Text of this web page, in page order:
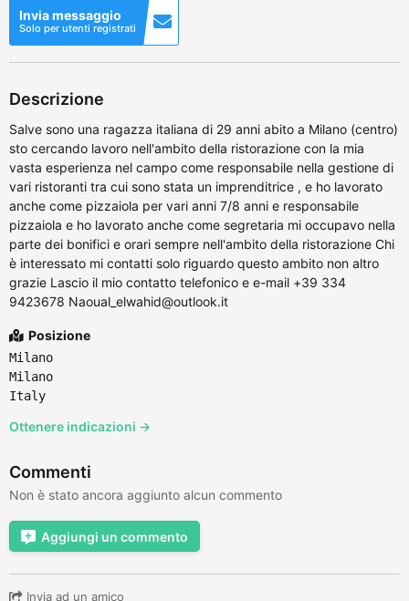
Invia messaggio
Solo per utenti registrati
Descrizione
Salve sono una ragazza italiana di 29 anni abito a Milano (centro)
sto cercando lavoro nell'ambito della ristorazione con la mia
vasta esperienza nel campo come responsabile nella gestione di
vari ristoranti tra cui sono stata un imprenditrice , e ho lavorato
anche come pizzaiola per vari anni 7/8 anni e responsabile
pizzaiola e ho lavorato anche come segretaria mi occupavo nella
parte dei bonifici e orari sempre nell'ambito della ristorazione Chi
è interessato mi contatti solo riguardo questo ambito non altro
grazie Lascio il mio contatto telefonico e e-mail +39 334
9423678 Naoual_elwahid@outlook.it
Posizione
Milano
Milano
Italy
Ottenere indicazioni →
Commenti
Non è stato ancora aggiunto alcun commento
Aggiungi un commento
Invia ad un amico